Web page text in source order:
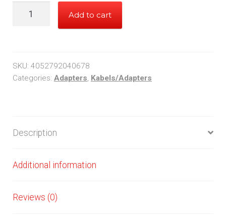
-
-
LogiLink
Add to cart
SKU: 4052792040678
Categories: Adapters, Kabels/Adapters
Description
Additional information
Reviews (0)